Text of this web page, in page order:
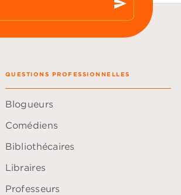
send
QUESTIONS PROFESSIONNELLES
Blogueurs
Comédiens
Bibliothécaires
Libraires
Professeurs